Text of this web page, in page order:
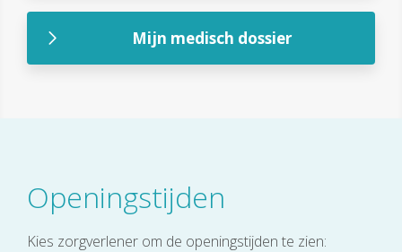
Mijn medisch dossier
Openingstijden
Kies zorgverlener om de openingstijden te zien: